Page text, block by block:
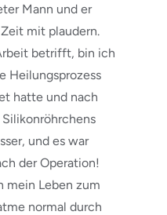
Mann und er
mit plaudern.
betrifft, bin ich
Heilungsprozess
hatte und nach
und es war
der Operation!
mein Leben zum
normal durch